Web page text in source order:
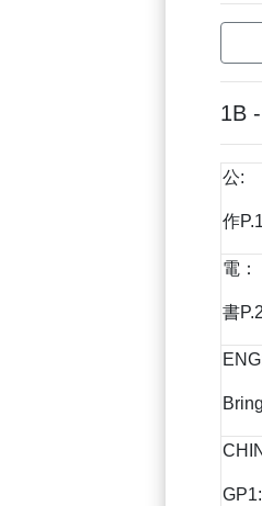
1B
公:
作
電：
書